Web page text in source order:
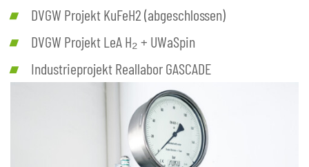
DVGW Projekt KuFeH2 (abgeschlossen)
DVGW Projekt LeA H₂ + UWaSpin
Industrieprojekt Reallabor GASCADE